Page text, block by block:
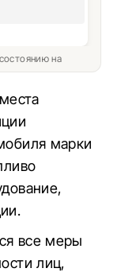
на
марки
все меры
лиц,